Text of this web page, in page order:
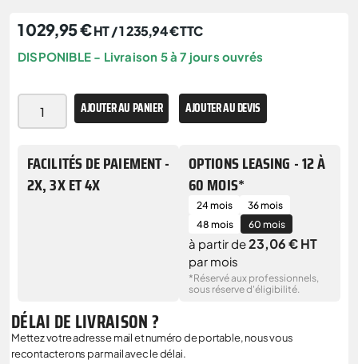
1 029,95€HT /1 235,94€TTC
DISPONIBLE - Livraison 5 à 7 jours ouvrés
AJOUTER AU PANIER AJOUTER AU DEVIS
FACILITÉS DE PAIEMENT -
2X, 3X ET 4X
OPTIONS LEASING - 12 À
60 MOIS*
24 mois
36 mois
48 mois
60 mois
à partir de23,06 € HT
par mois
*Réservé aux professionnels,
sous réserve d'éligibilité.
DÉLAI DE LIVRAISON ?
Mettez votre adresse mail et numéro de portable, nous vous
recontacterons par mail avec le délai.